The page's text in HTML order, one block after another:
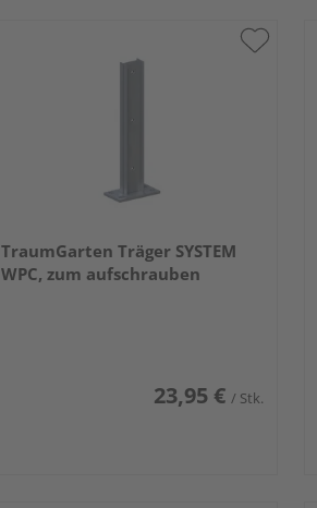
TraumGarten Träger SYSTEM
WPC, zum aufschrauben
23,95 € / Stk.